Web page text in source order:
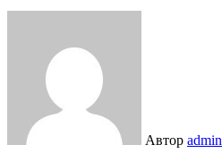
Автор admin